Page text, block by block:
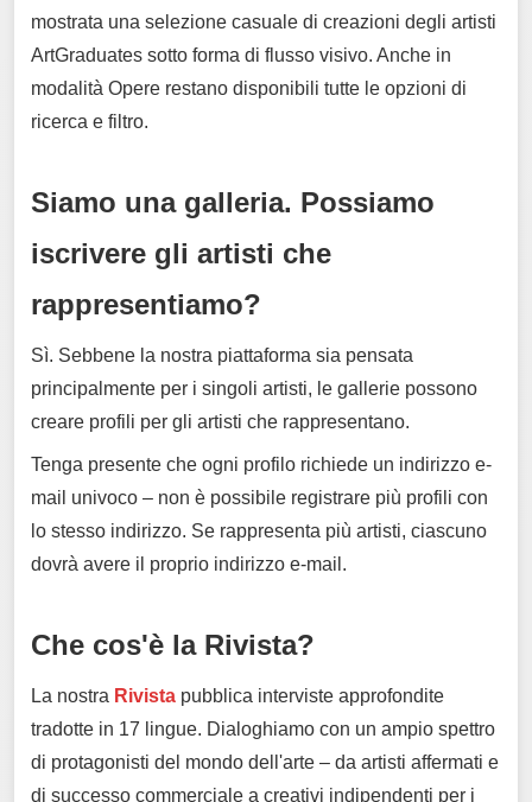
mostrata una selezione casuale di creazioni degli artisti
ArtGraduates sotto forma di flusso visivo. Anche in
modalità Opere restano disponibili tutte le opzioni di
ricerca e filtro.
Siamo una galleria. Possiamo
iscrivere gli artisti che
rappresentiamo?
Sì. Sebbene la nostra piattaforma sia pensata
principalmente per i singoli artisti, le gallerie possono
creare profili per gli artisti che rappresentano.
Tenga presente che ogni profilo richiede un indirizzo e-
mail univoco – non è possibile registrare più profili con
lo stesso indirizzo. Se rappresenta più artisti, ciascuno
dovrà avere il proprio indirizzo e-mail.
Che cos'è la Rivista?
La nostra Rivista pubblica interviste approfondite
tradotte in 17 lingue. Dialoghiamo con un ampio spettro
di protagonisti del mondo dell'arte – da artisti affermati e
di successo commerciale a creativi indipendenti per i